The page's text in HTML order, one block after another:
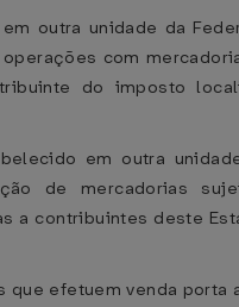
outra unidade da
com
do imposto
em outra
de mercadorias
a contribuintes deste
que efetuem venda porta